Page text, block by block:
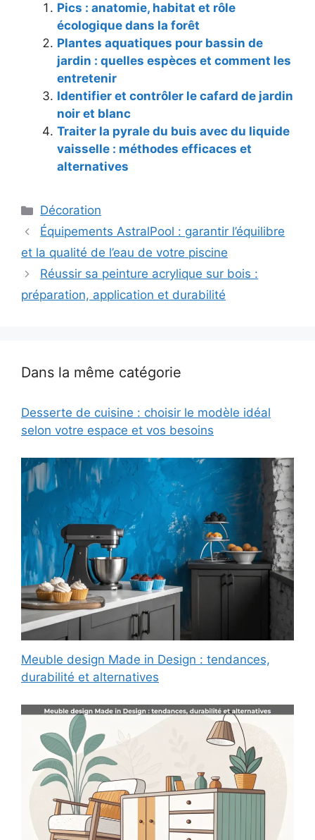
Pics : anatomie, habitat et rôle
écologique dans la forêt
Plantes aquatiques pour bassin de
jardin : quelles espèces et comment les
entretenir
Identifier et contrôler le cafard de jardin
noir et blanc
Traiter la pyrale du buis avec du liquide
vaisselle : méthodes efficaces et
alternatives
Catégories
Décoration
Équipements AstralPool : garantir l’équilibre
et la qualité de l’eau de votre piscine
Réussir sa peinture acrylique sur bois :
préparation, application et durabilité
Dans la même catégorie
Desserte de cuisine : choisir le modèle idéal
selon votre espace et vos besoins
Meuble design Made in Design : tendances,
durabilité et alternatives